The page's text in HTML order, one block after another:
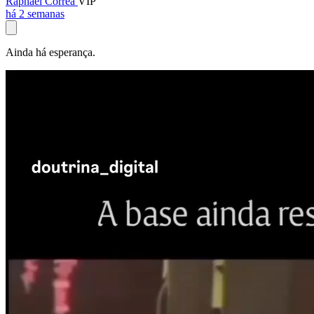
há 2 semanas
Ainda há esperança.